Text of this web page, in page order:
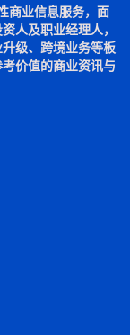
商业信息服务，面
人及职业经理人，
级、跨境业务等板
价值的商业资讯与